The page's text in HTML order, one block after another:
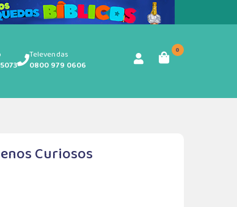
Televendas
0800 979 0606
0
Curiosos